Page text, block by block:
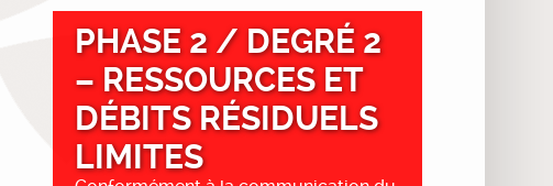
PHASE 2 / DEGRÉ 2
– RESSOURCES ET
DÉBITS RÉSIDUELS
LIMITES